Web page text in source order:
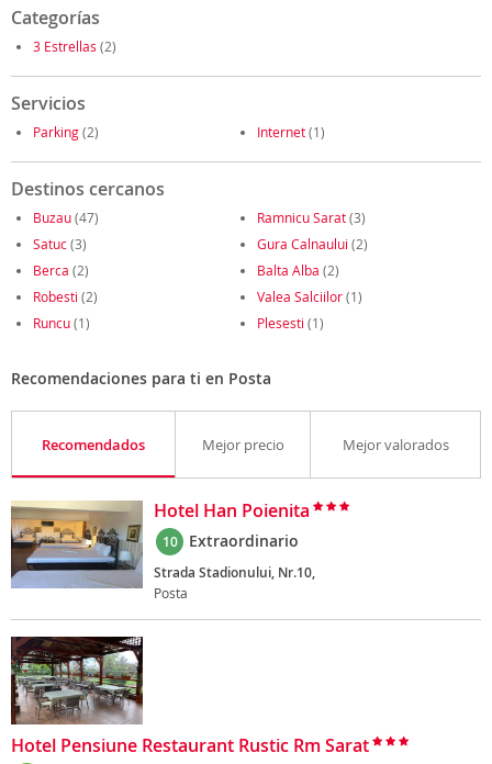
Categorías
3 Estrellas (2)
Servicios
Parking(2) Internet(1)
Destinos cercanos
Buzau(47) Ramnicu Sarat(3)
Satuc(3) Gura Calnaului (2)
Berca (2) Balta Alba (2)
Robesti (2) Valea Salciilor(1)
Runcu(1) Plesesti (1)
Recomendaciones para ti en Posta
Recomendados Mejor precio Mejor valorados
Hotel Han Poienita
10 Extraordinario
Strada Stadionului, Nr.10,
Posta
Hotel Pensiune Restaurant Rustic Rm Sarat